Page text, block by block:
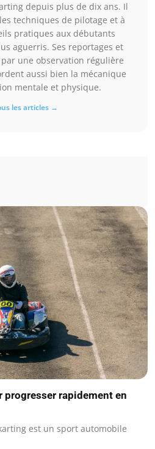
depuis plus de dix ans. Il
techniques de pilotage et à
pratiques aux débutants
aguerris. Ses reportages et
une observation régulière
aussi bien la mécanique
mentale et physique.
les articles →
rapidement en
est un sport automobile